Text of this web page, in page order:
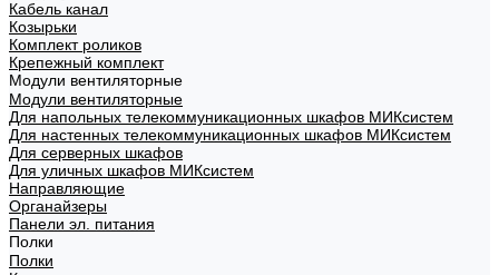
Кабель канал
Козырьки
Комплект роликов
Крепежный комплект
Модули вентиляторные
Модули вентиляторные
Для напольных телекоммуникационных шкафов МИКсистем
Для настенных телекоммуникационных шкафов МИКсистем
Для серверных шкафов
Для уличных шкафов МИКсистем
Направляющие
Органайзеры
Панели эл. питания
Полки
Полки